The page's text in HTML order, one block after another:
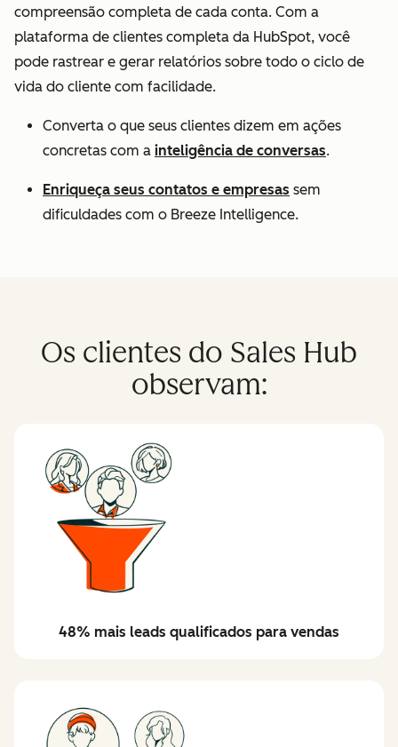
compreensão completa de cada conta. Com a
plataforma de clientes completa da HubSpot, você
pode rastrear e gerar relatórios sobre todo o ciclo de
vida do cliente com facilidade.
Converta o que seus clientes dizem em ações
concretas com a inteligência de conversas.
Enriqueça seus contatos e empresas sem
dificuldades com o Breeze Intelligence.
Os clientes do Sales Hub
observam:
48% mais leads qualificados para vendas